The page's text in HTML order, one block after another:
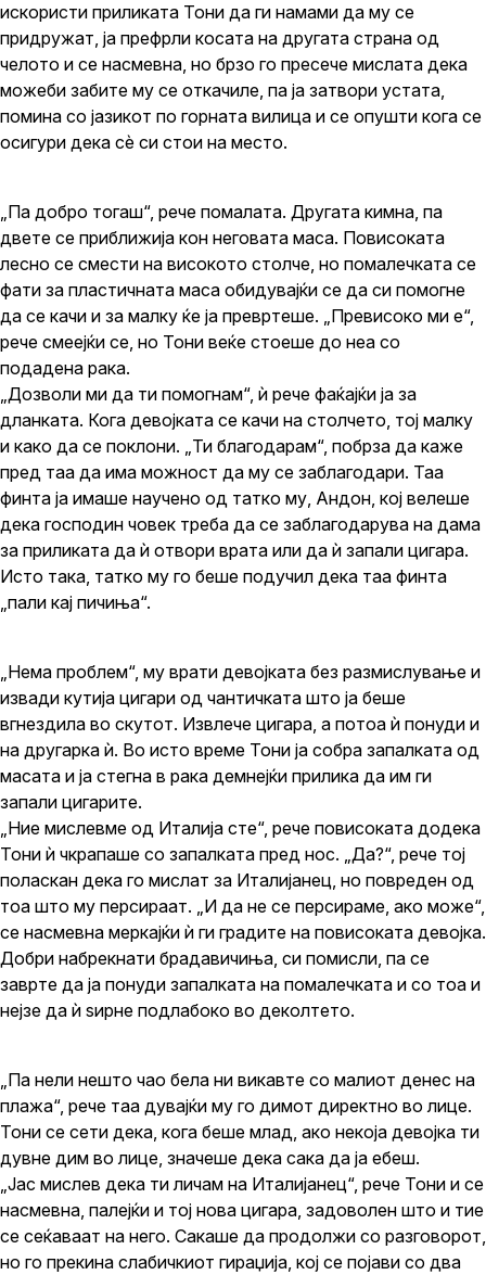
искористи приликата Тони да ги намами да му се
придружат, ја префрли косата на другата страна од
челото и се насмевна, но брзо го пресече мислата дека
можеби забите му се откачиле, па ја затвори устата,
помина со јазикот по горната вилица и се опушти кога се
осигури дека сѐ си стои на место.
„Па добро тогаш“, рече помалата. Другата кимна, па
двете се приближија кон неговата маса. Повисоката
лесно се смести на високото столче, но помалечката се
фати за пластичната маса обидувајќи се да си помогне
да се качи и за малку ќе ја превртеше. „Превисоко ми е“,
рече смеејќи се, но Тони веќе стоеше до неа со
подадена рака.
„Дозволи ми да ти помогнам“, ѝ рече фаќајќи ја за
дланката. Кога девојката се качи на столчето, тој малку
и како да се поклони. „Ти благодарам“, побрза да каже
пред таа да има можност да му се заблагодари. Таа
финта ја имаше научено од татко му, Андон, кој велеше
дека господин човек треба да се заблагодарува на дама
за приликата да ѝ отвори врата или да ѝ запали цигара.
Исто така, татко му го беше подучил дека таа финта
„пали кај пичиња“.
„Нема проблем“, му врати девојката без размислување и
извади кутија цигари од чантичката што ја беше
вгнездила во скутот. Извлече цигара, а потоа ѝ понуди и
на другарка ѝ. Во исто време Тони ја собра запалката од
масата и ја стегна в рака демнејќи прилика да им ги
запали цигарите.
„Ние мислевме од Италија сте“, рече повисоката додека
Тони ѝ чкрапаше со запалката пред нос. „Да?“, рече тој
поласкан дека го мислат за Италијанец, но повреден од
тоа што му персираат. „И да не се персираме, ако може“,
се насмевна меркајќи ѝ ги градите на повисоката девојка.
Добри набрекнати брадавичиња, си помисли, па се
заврте да ја понуди запалката на помалечката и со тоа и
нејзе да ѝ ѕирне подлабоко во деколтето.
„Па нели нешто чао бела ни викавте со малиот денес на
плажа“, рече таа дувајќи му го димот директно во лице.
Тони се сети дека, кога беше млад, ако некоја девојка ти
дувне дим во лице, значеше дека сака да ја ебеш.
„Јас мислев дека ти личам на Италијанец“, рече Тони и се
насмевна, палејќи и тој нова цигара, задоволен што и тие
се сеќаваат на него. Сакаше да продолжи со разговорот,
но го прекина слабичкиот гираџија, кој се појави со два